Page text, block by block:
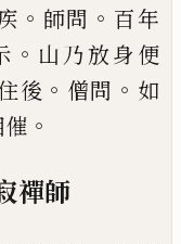
。 師問 。 百年
。 山乃放身便
後 。 僧問 。 如
催 。
禪師